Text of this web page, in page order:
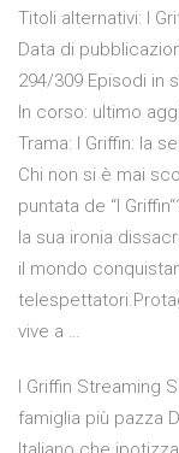
Titoli alternativi: I
Data di
294/309 Episodi in
In corso: ultimo
Trama: I Griffin: la
Chi non si è mai
puntata de “I
la sua ironia
il mondo
vive a …
I Griffin Streaming
famiglia più pazza